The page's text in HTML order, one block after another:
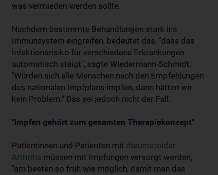
was vermieden werden sollte.
Nachdem bestimmte Behandlungen stark ins
Immunsystem eingreifen, bedeutet das, "dass das
Infektionsrisiko für verschiedene Erkrankungen
automatisch steigt", sagte Wiedermann-Schmidt.
"Würden sich alle Menschen nach den Empfehlungen
des nationalen Impfplans impfen, dann hätten wir
kein Problem." Das sei jedoch nicht der Fall.
"Impfen gehört zum gesamten Therapiekonzept"
Patientinnen und Patienten mit rheumatoider
Arthritis müssen mit Impfungen versorgt werden,
"am besten so früh wie möglich, damit man das